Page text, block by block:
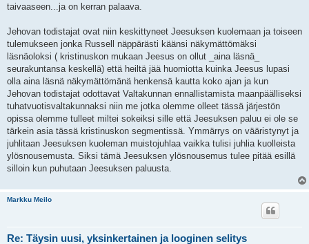
taivaaseen...ja on kerran palaava.
Jehovan todistajat ovat niin keskittyneet Jeesuksen kuolemaan ja toiseen
tulemukseen jonka Russell näppärästi käänsi näkymättömäksi
läsnäoloksi ( kristinuskon mukaan Jeesus on ollut _aina läsnä_
seurakuntansa keskellä) että heiltä jää huomiotta kuinka Jeesus lupasi
olla aina läsnä näkymättömänä henkensä kautta koko ajan ja kun
Jehovan todistajat odottavat Valtakunnan ennallistamista maanpäälliseksi
tuhatvuotisvaltakunnaksi niin me jotka olemme olleet tässä järjestön
opissa olemme tulleet miltei sokeiksi sille että Jeesuksen paluu ei ole se
tärkein asia tässä kristinuskon segmentissä. Ymmärrys on vääristynyt ja
juhlitaan Jeesuksen kuoleman muistojuhlaa vaikka tulisi juhlia kuolleista
ylösnousemusta. Siksi tämä Jeesuksen ylösnousemus tulee pitää esillä
silloin kun puhutaan Jeesuksen paluusta.
Markku Meilo
Re: Täysin uusi, yksinkertainen ja looginen selitys